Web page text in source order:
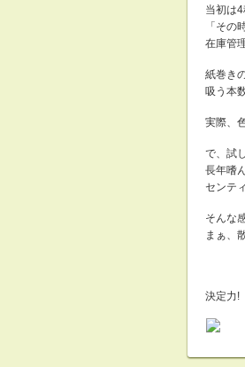
当初は
「そ
在庫管
紙巻き
吸う本
実際、
で、試
長年嗜
センテ
そんな
まぁ、
決定力!